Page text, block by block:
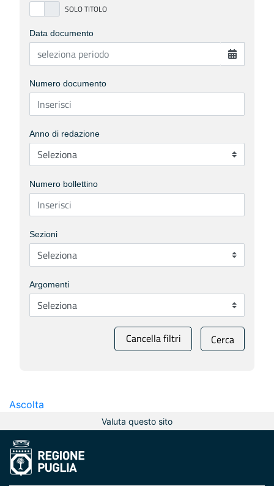
Data documento
Numero documento
Anno di redazione
Numero bollettino
Sezioni
Argomenti
Cancella filtri Cerca
Ascolta
Valuta questo sito